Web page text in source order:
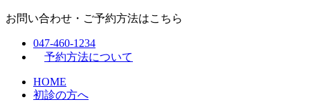
お問い合わせ・ご予約方法はこちら
047-460-1234
予約方法について
HOME
初診の方へ